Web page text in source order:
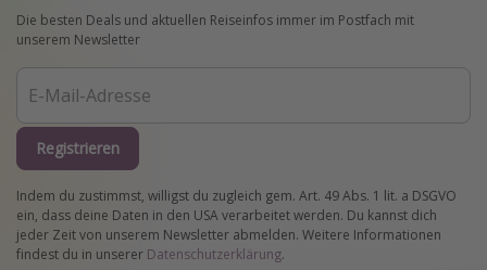
Die besten Deals und aktuellen Reiseinfos immer im Postfach mit
unserem Newsletter
Registrieren
Indem du zustimmst, willigst du zugleich gem. Art. 49 Abs. 1 lit. a DSGVO
ein, dass deine Daten in den USA verarbeitet werden. Du kannst dich
jeder Zeit von unserem Newsletter abmelden. Weitere Informationen
findest du in unserer Datenschutzerklärung.